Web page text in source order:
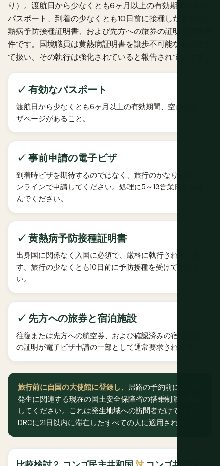
り）。渡航日から少なくとも6ヶ月以上の有効期間がある
パスポート、到着の少なくとも10日前に接種した有効な黄
熱病予防接種証明書、および先方への旅券の証明が標準要
件です。国境職員は黄熱病証明書を譲歩不可能なものとし
て扱い、その執行は強化されていると報告されています。
✓ 有効なパスポート
渡航日から少なくとも6ヶ月以上の有効期間、空白のビ
ザページがあること。
✓ 事前申請の電子ビザ
到着時ビザを期待するのではなく、旅行のかなり前にオ
ンラインで申請してください。処理に5～13営業日を見込
んでください。
✓ 黄熱病予防接種証明書
出身国に関係なく入国に必須で、厳格に執行されていま
す。旅行の少なくとも10日前に予防接種を受けてくださ
い。
✓ 先方への旅券と宿泊施設
往復または先方への航空券、および確認済みの宿泊施設
の証明が電子ビザ申請の一部として通常要求されます。
旅行前に自国の大使館に登録し、 帰路の予約前にエボラ
発生に関連する現在の国土安全保障省の搭乗制限を確認
してください。これは発生地域への訪問者だけでなく、
DRCに21日以内に滞在したすべての人に適用されます。